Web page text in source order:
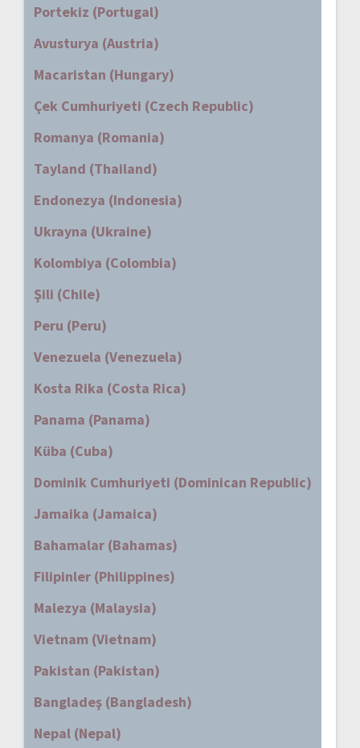
Portekiz (Portugal)
Avusturya (Austria)
Macaristan (Hungary)
Çek Cumhuriyeti (Czech Republic)
Romanya (Romania)
Tayland (Thailand)
Endonezya (Indonesia)
Ukrayna (Ukraine)
Kolombiya (Colombia)
Şili (Chile)
Peru (Peru)
Venezuela (Venezuela)
Kosta Rika (Costa Rica)
Panama (Panama)
Küba (Cuba)
Dominik Cumhuriyeti (Dominican Republic)
Jamaika (Jamaica)
Bahamalar (Bahamas)
Filipinler (Philippines)
Malezya (Malaysia)
Vietnam (Vietnam)
Pakistan (Pakistan)
Bangladeş (Bangladesh)
Nepal (Nepal)